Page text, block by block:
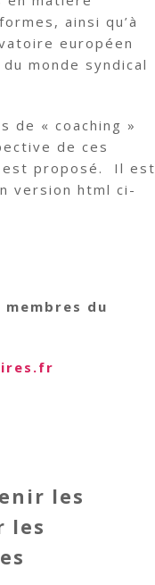
ainsi qu’à
européen
monde syndical
de « coaching »
de ces
est proposé. Il est
version html ci-
du
les
les